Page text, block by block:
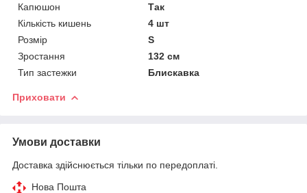
Капюшон
Так
Кількість кишень
4 шт
Розмір
S
Зростання
132 см
Тип застежки
Блискавка
Приховати
Умови доставки
Доставка здійснюється тільки по передоплаті.
Нова Пошта